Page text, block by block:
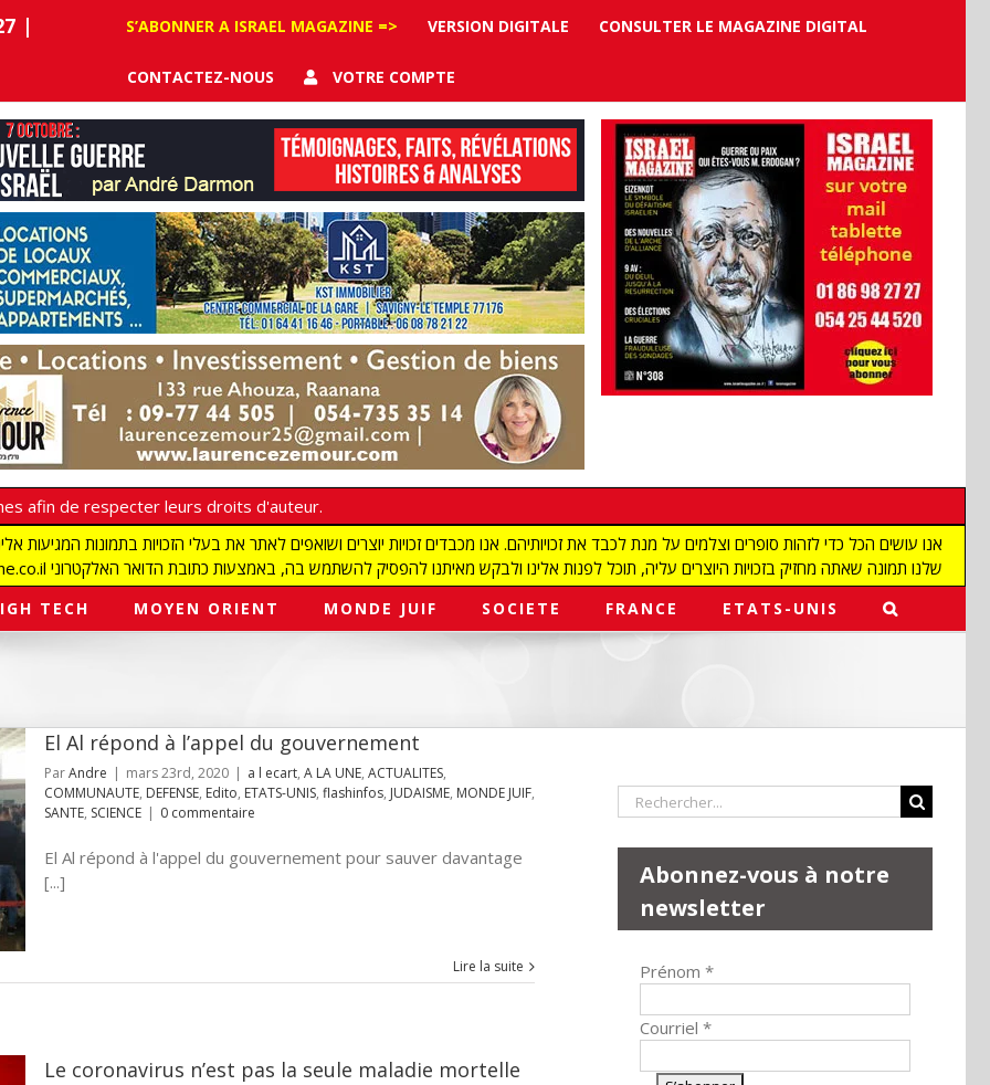
|
S’ABONNER A ISRAEL MAGAZINE => VERSION DIGITALE CONSULTER LE MAGAZINE DIGITAL
CONTACTEZ-NOUS VOTRE COMPTE
afin de respecter leurs droits d'auteur.
redaction@israelmagazine.co.il שלנו תמונה שאתה מחזיק בזכויות היוצרים עליה, תוכל לפנות אלינו ולבקש מאיתנו להפסיק להשתמש בה, באמצעות כתובת הדואר האלקטרוני
TECH MOYEN ORIENT MONDE JUIF SOCIETE FRANCE ETATS-UNIS
El Al répond à l’appel du gouvernement
ParAndre | mars 23rd, 2020 | a l ecart, A LA UNE, ACTUALITES,
COMMUNAUTE, DEFENSE, Edito, ETATS-UNIS, flashinfos, JUDAISME, MONDE JUIF,
SANTE, SCIENCE | 0 commentaire
El Al répond à l'appel du gouvernement pour sauver davantage
[...]
Lire la suite
Le coronavirus n’est pas la seule maladie mortelle
Rechercher:
Abonnez-vous à notre
newsletter
Prénom *
Courriel *